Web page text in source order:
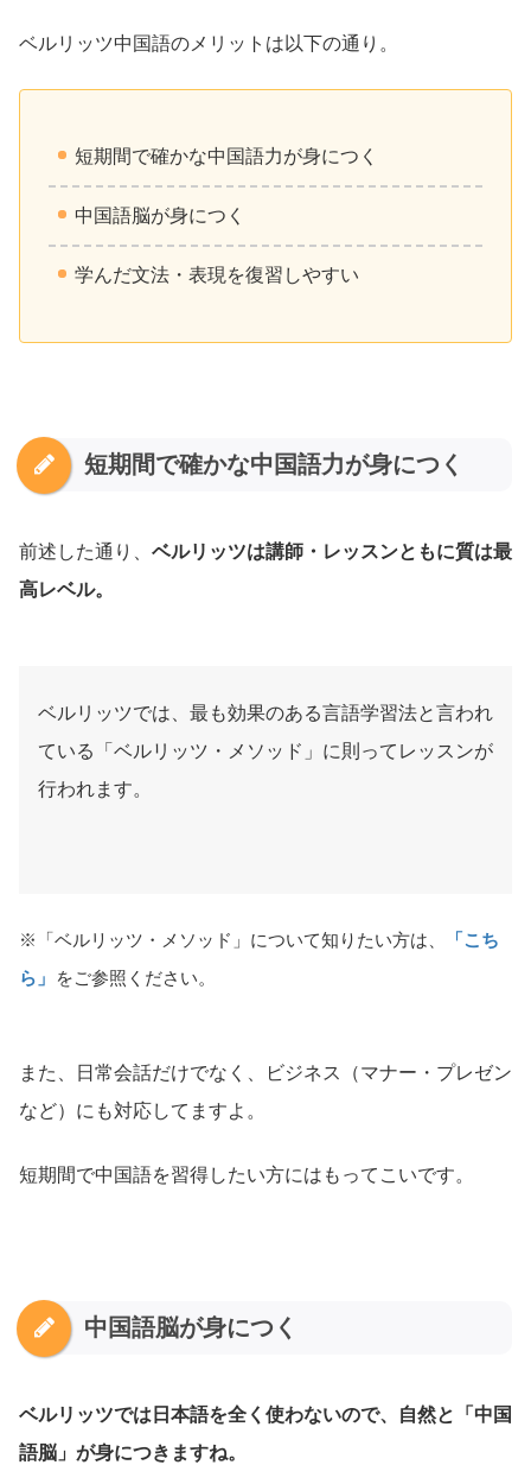
ベルリッツ中国語のメリットは以下の通り。
短期間で確かな中国語力が身につく
中国語脳が身につく
学んだ文法・表現を復習しやすい
短期間で確かな中国語力が身につく
前述した通り、 ベルリッツは講師・レッスンともに質は最
高レベル。
ベルリッツでは、最も効果のある言語学習法と言われ
ている「ベルリッツ・メソッド」に則ってレッスンが
行われます。
※「ベルリッツ・メソッド」について知りたい方は、
「こち
ら」
をご参照ください。
また、日常会話だけでなく、ビジネス（マナー・プレゼン
など）にも対応してますよ。
短期間で中国語を習得したい方にはもってこいです。
中国語脳が身につく
ベルリッツでは日本語を全く使わないので、自然と「中国
語脳」が身につきますね。